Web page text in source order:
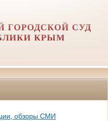
ГОРОДСКОЙ СУД
КРЫМ
обзоры СМИ